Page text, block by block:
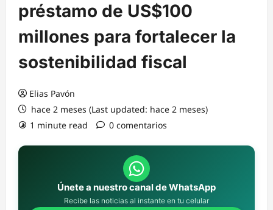
préstamo de US$100
millones para fortalecer la
sostenibilidad fiscal
Elias Pavón
hace 2 meses (Last updated: hace 2 meses)
1 minute read
0 comentarios
Únete a nuestro canal de WhatsApp
Recibe las noticias al instante en tu celular